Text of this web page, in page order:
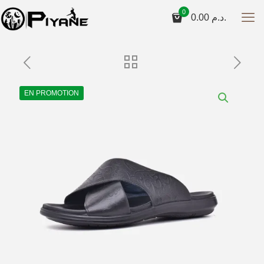
0
0.00 د.م.
EN PROMOTION